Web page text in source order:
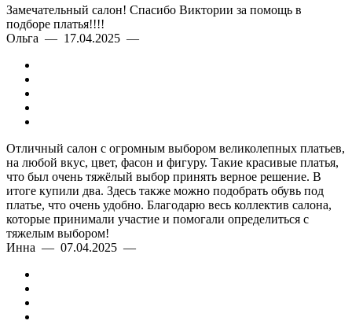
Замечательный салон! Спасибо Виктории за помощь в
подборе платья!!!!
Ольга — 17.04.2025 —
Отличный салон с огромным выбором великолепных платьев,
на любой вкус, цвет, фасон и фигуру. Такие красивые платья,
что был очень тяжёлый выбор принять верное решение. В
итоге купили два. Здесь также можно подобрать обувь под
платье, что очень удобно. Благодарю весь коллектив салона,
которые принимали участие и помогали определиться с
тяжелым выбором!
Инна — 07.04.2025 —